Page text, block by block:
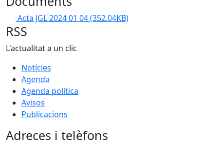
Acta JGL 2024 01 04(352.04KB)
RSS
L'actualitat a un clic
Notícies
Agenda
Agenda política
Avisos
Publicacions
Adreces i telèfons